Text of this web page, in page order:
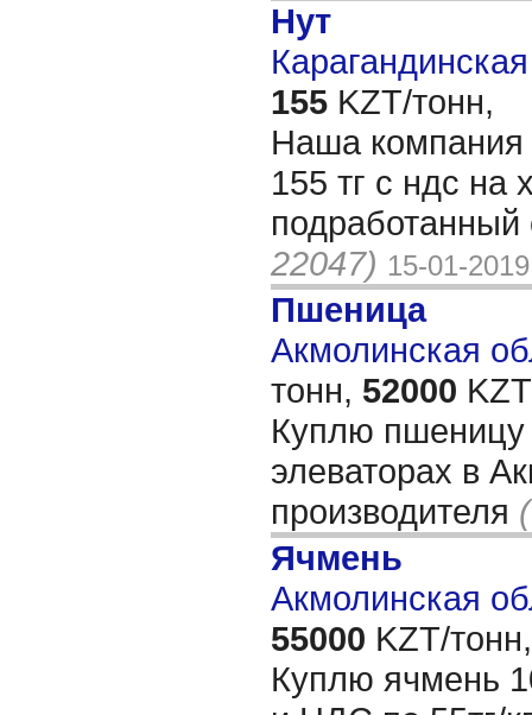
Нут
155 KZT/тонн,
Наша компания
155 тг с ндс на
22047) 15-01-2019
Пшеница
Акмолинская
тонн, 52000
Куплю пшеницу
элеваторах в
производителя
Ячмень
Акмолинская
55000 KZT/тонн,
Куплю ячмень